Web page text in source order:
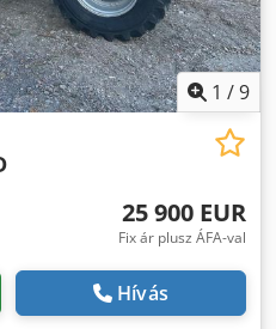
össztömeg: 7340
Esztétikai állapot: nagyon jó
További információkért
1 /9
25 900 EUR
Fix ár plusz ÁFA-val
Hívás